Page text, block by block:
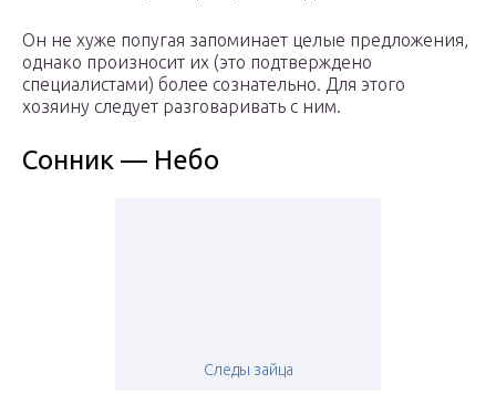
Он не хуже попугая запоминает целые предложения,
однако произносит их (это подтверждено
специалистами) более сознательно. Для этого
хозяину следует разговаривать с ним.
Сонник — Небо
Следы зайца